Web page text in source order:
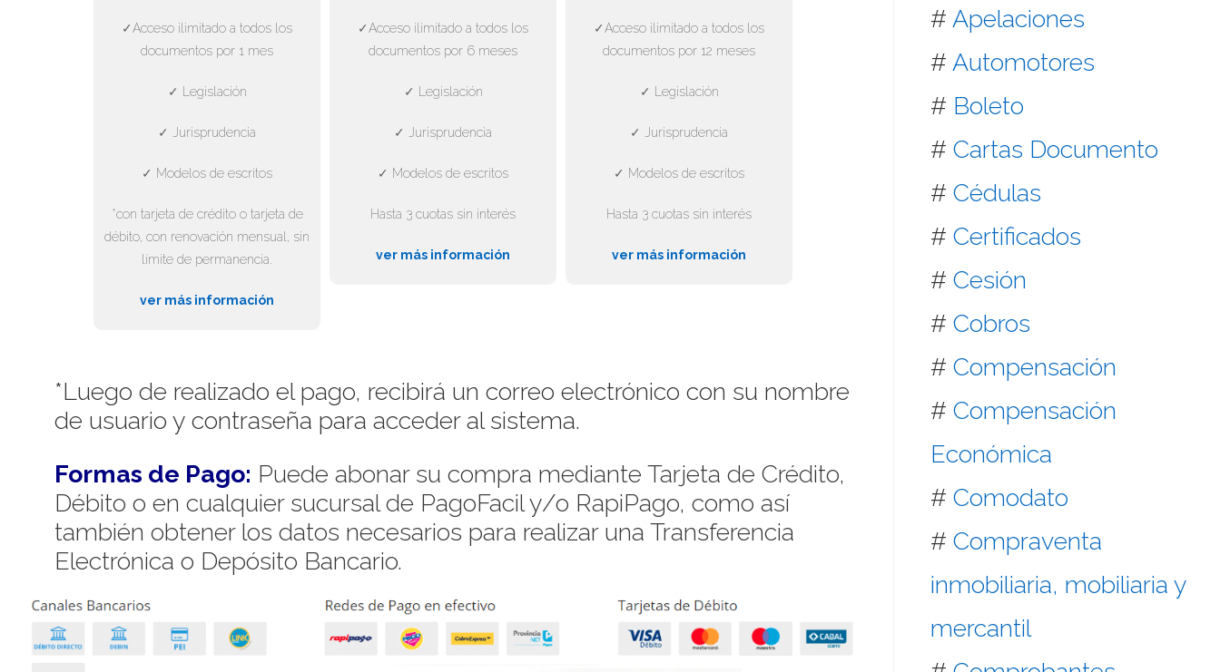
✓Acceso ilimitado a todos los
documentos por 1 mes
✓ Legislación
✓ Jurisprudencia
✓ Modelos de escritos
*con tarjeta de crédito o tarjeta de
débito, con renovación mensual, sin
límite de permanencia.
ver más información
✓Acceso ilimitado a todos los
documentos por 6 meses
✓ Legislación
✓ Jurisprudencia
✓ Modelos de escritos
Hasta 3 cuotas sin interés
ver más información
✓Acceso ilimitado a todos los
documentos por 12 meses
✓ Legislación
✓ Jurisprudencia
✓ Modelos de escritos
Hasta 3 cuotas sin interés
ver más información
*Luego de realizado el pago, recibirá un correo electrónico con su nombre
de usuario y contraseña para acceder al sistema.
Formas de Pago: Puede abonar su compra mediante Tarjeta de Crédito,
Débito o en cualquier sucursal de PagoFacil y/o RapiPago, como así
también obtener los datos necesarios para realizar una Transferencia
Electrónica o Depósito Bancario.
# Apelaciones
# Automotores
# Boleto
#Cartas Documento
#Cédulas
#Certificados
#Cesión
#Cobros
#Compensación
#Compensación
Económica
#Comodato
#Compraventa
inmobiliaria, mobiliaria y
mercantil